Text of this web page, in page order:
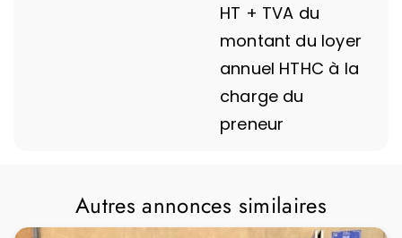
HT + TVA du
montant du loyer
annuel HTHC à la
charge du
preneur
Autres annonces similaires